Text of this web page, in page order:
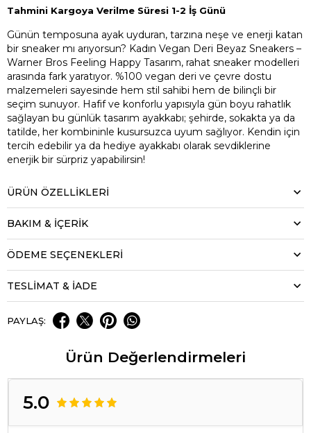
Tahmini Kargoya Verilme Süresi 1-2 İş Günü
Günün temposuna ayak uyduran, tarzına neşe ve enerji katan
bir sneaker mı arıyorsun? Kadın Vegan Deri Beyaz Sneakers –
Warner Bros Feeling Happy Tasarım, rahat sneaker modelleri
arasında fark yaratıyor. %100 vegan deri ve çevre dostu
malzemeleri sayesinde hem stil sahibi hem de bilinçli bir
seçim sunuyor. Hafif ve konforlu yapısıyla gün boyu rahatlık
sağlayan bu günlük tasarım ayakkabı; şehirde, sokakta ya da
tatilde, her kombininle kusursuzca uyum sağlıyor. Kendin için
tercih edebilir ya da hediye ayakkabı olarak sevdiklerine
enerjik bir sürpriz yapabilirsin!
ÜRÜN ÖZELLIKLERI
BAKIM & İÇERİK
ÖDEME SEÇENEKLERI
TESLİMAT & İADE
PAYLAŞ:
Ürün Değerlendirmeleri
5.0